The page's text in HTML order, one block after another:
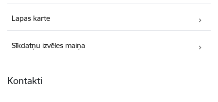
Lapas karte
Sīkdatņu izvēles maiņa
Kontakti